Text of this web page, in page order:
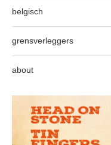
belgisch
grensverleggers
about